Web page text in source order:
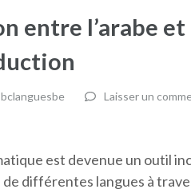
entre l’arabe
Laisser un
est devenue un outil
différentes langues à